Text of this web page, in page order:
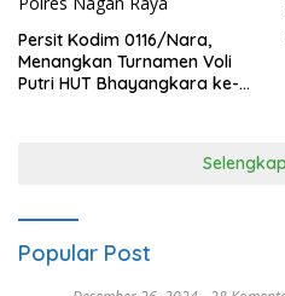
Persit Kodim 0116/Nara,
Menangkan Turnamen Voli
Putri HUT Bhayangkara ke-
Popular Post